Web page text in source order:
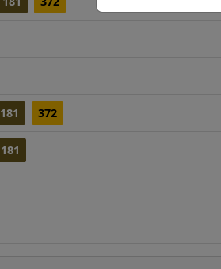
181 372
181